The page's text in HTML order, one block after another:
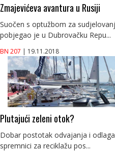
Zmajevićeva avantura u Rusiji
Suočen s optužbom za
pobjegao je u Dubrovačku Repu...
BN 207 | 19.11.2018
Plutajući zeleni otok?
Dobar postotak odvajanja i
spremnici za reciklažu pos...